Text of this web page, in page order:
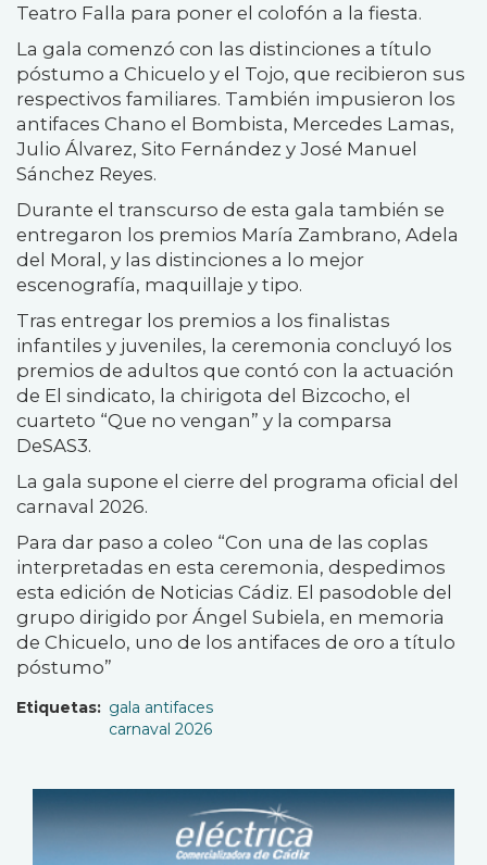
Teatro Falla para poner el colofón a la fiesta.
La gala comenzó con las distinciones a título
póstumo a Chicuelo y el Tojo, que recibieron sus
respectivos familiares. También impusieron los
antifaces Chano el Bombista, Mercedes Lamas,
Julio Álvarez, Sito Fernández y José Manuel
Sánchez Reyes.
Durante el transcurso de esta gala también se
entregaron los premios María Zambrano, Adela
del Moral, y las distinciones a lo mejor
escenografía, maquillaje y tipo.
Tras entregar los premios a los finalistas
infantiles y juveniles, la ceremonia concluyó los
premios de adultos que contó con la actuación
de El sindicato, la chirigota del Bizcocho, el
cuarteto “Que no vengan” y la comparsa
DeSAS3.
La gala supone el cierre del programa oficial del
carnaval 2026.
Para dar paso a coleo “Con una de las coplas
interpretadas en esta ceremonia, despedimos
esta edición de Noticias Cádiz. El pasodoble del
grupo dirigido por Ángel Subiela, en memoria
de Chicuelo, uno de los antifaces de oro a título
póstumo”
Etiquetas
gala antifaces
carnaval 2026